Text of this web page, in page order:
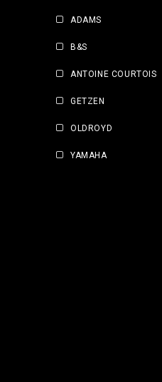
ADAMS
B&S
ANTOINE COURTOIS
GETZEN
OLDROYD
YAMAHA